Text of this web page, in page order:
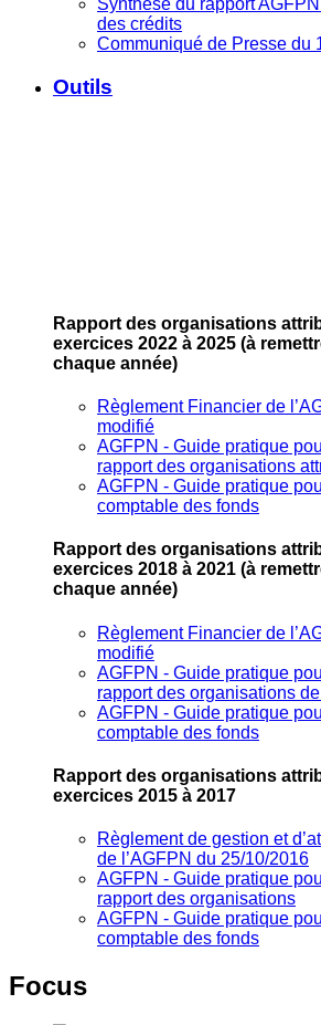
Synthèse du rapport
des crédits
Communiqué de Presse du
Outils
Rapport des organisations
exercices 2022 à 2025 (à
chaque année)
Règlement Financier de
modifié
AGFPN ‐ Guide pratique
rapport des organisations
AGFPN ‐ Guide pratique
comptable des fonds
Rapport des organisations
exercices 2018 à 2021 (à
chaque année)
Règlement Financier de
modifié
AGFPN ‐ Guide pratique
rapport des organisations
AGFPN ‐ Guide pratique
comptable des fonds
Rapport des organisations
exercices 2015 à 2017
Règlement de gestion et
de l’AGFPN du 25/10/2016
AGFPN ‐ Guide pratique
rapport des organisations
AGFPN ‐ Guide pratique
comptable des fonds
Focus